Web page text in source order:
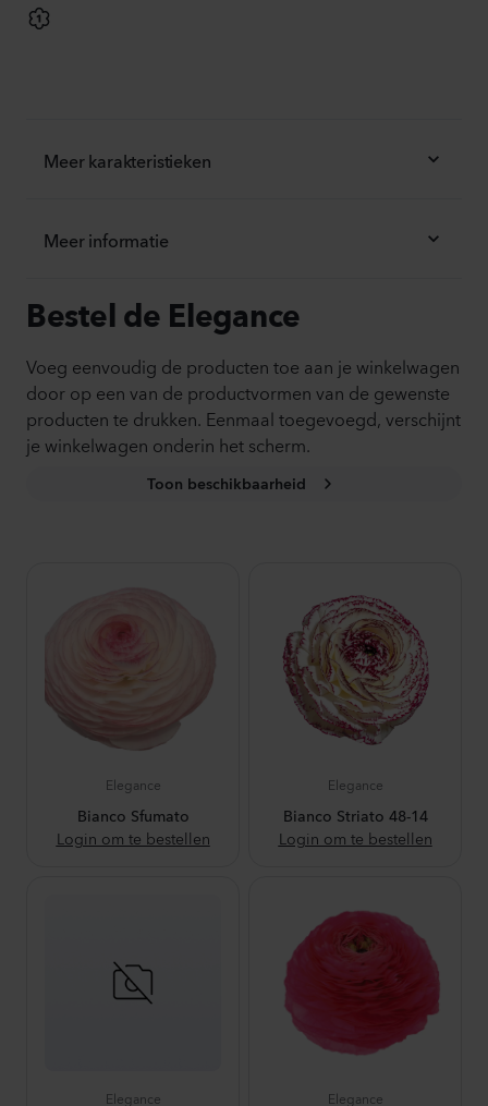
Meer karakteristieken
Meer informatie
Bestel de Elegance
Voeg eenvoudig de producten toe aan je winkelwagen
door op een van de productvormen van de gewenste
producten te drukken. Eenmaal toegevoegd, verschijnt
je winkelwagen onderin het scherm.
Toon beschikbaarheid
Elegance
Bianco Sfumato
Login om te bestellen
Elegance
Bianco Striato 48-14
Login om te bestellen
Elegance Elegance